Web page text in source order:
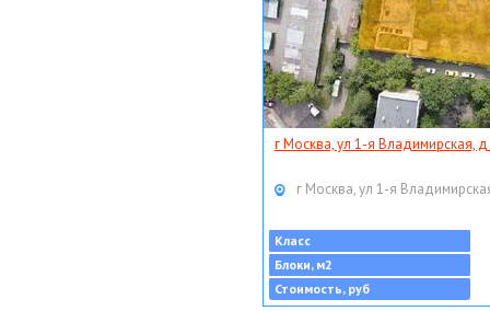
г Москва, ул 1-я Владимирская, д
г Москва, ул 1-я
Класс
Блоки, м2
Стоимость, руб